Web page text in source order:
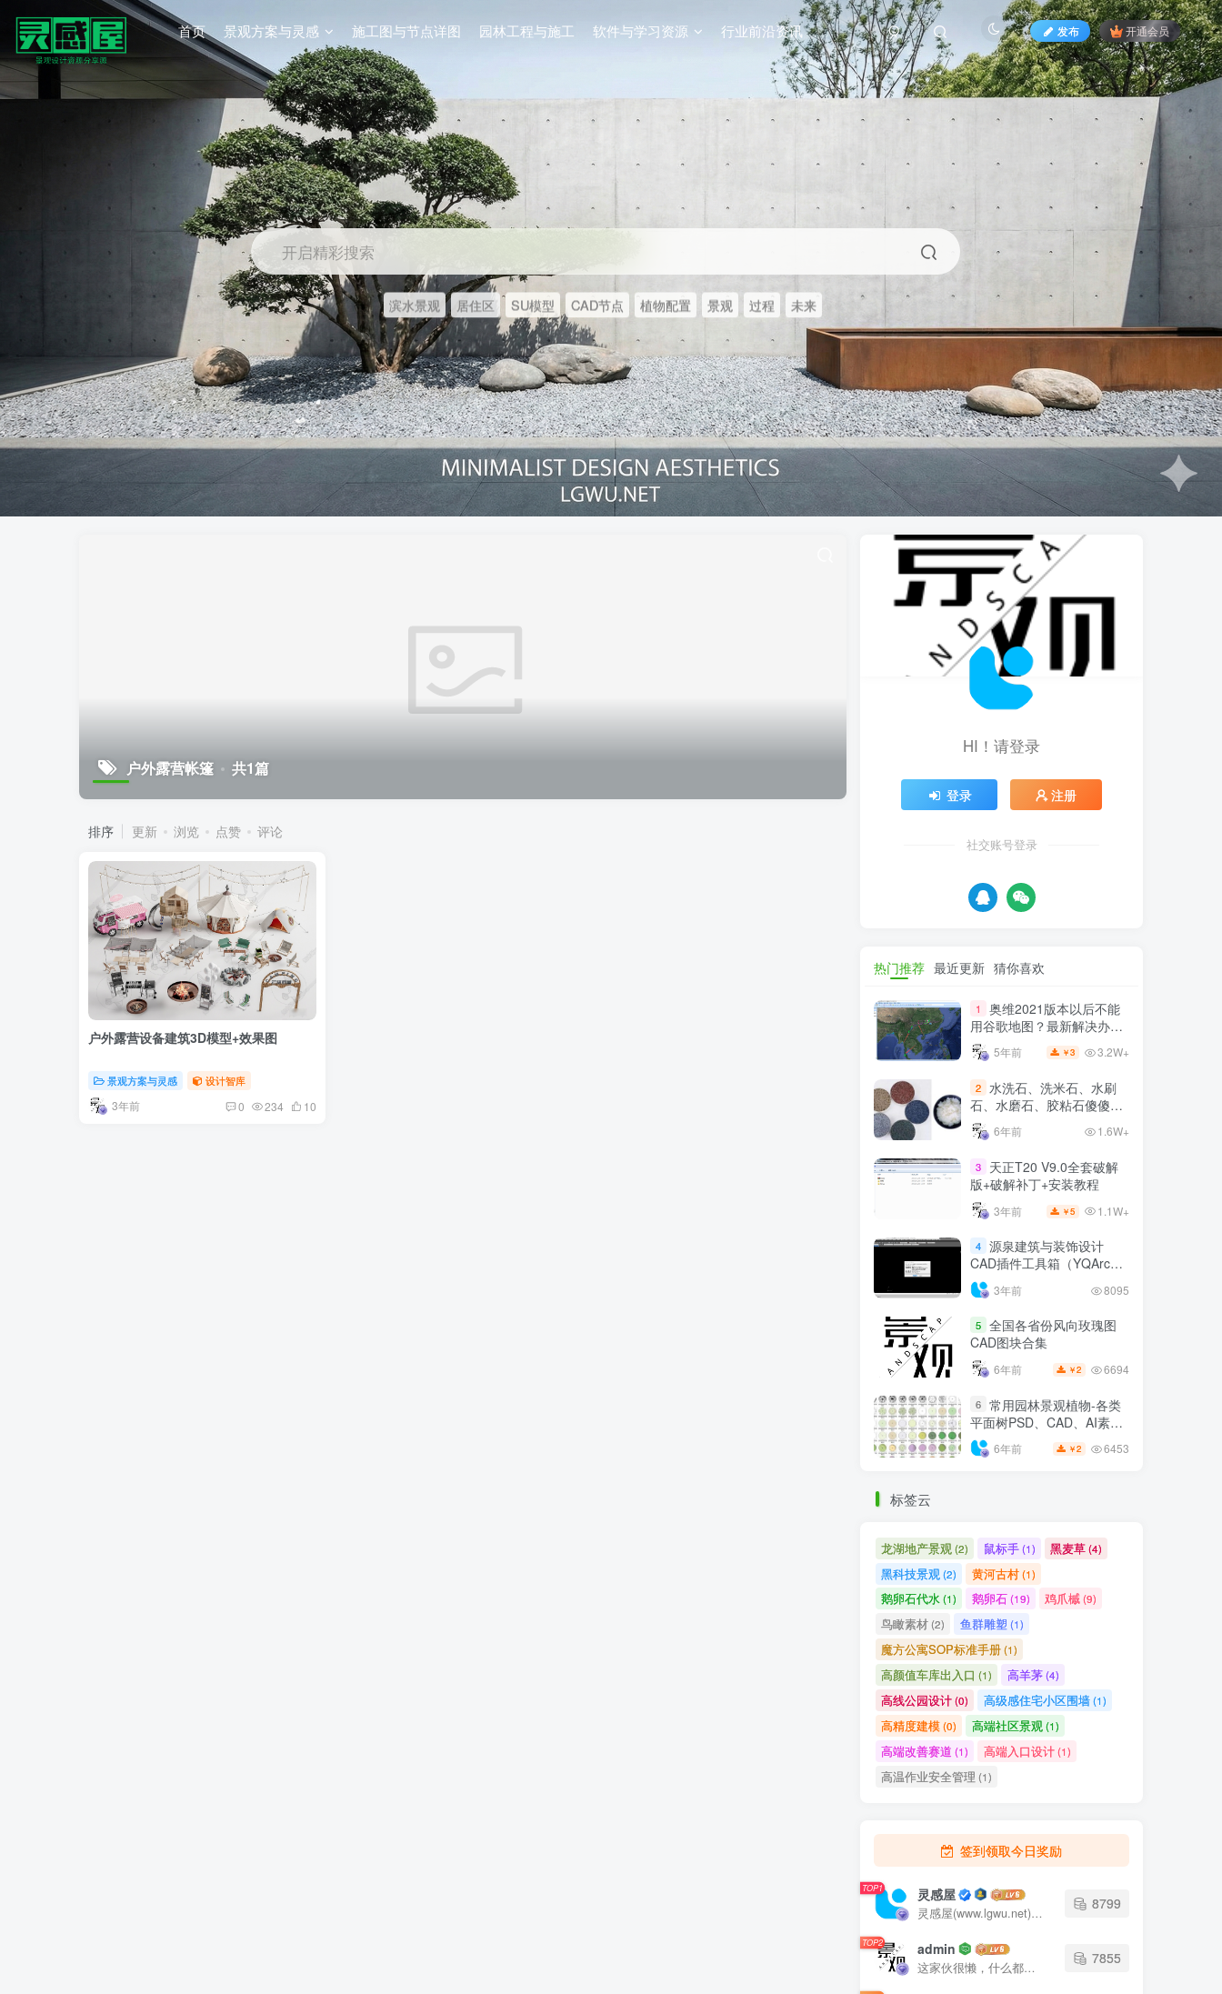
首页 景观方案与灵感 施工图与节点详图 园林工程与施工 软件与学习资源 行业前沿资讯 发布 开通会员
开启精彩搜索
滨水景观 居住区 SU模型 CAD节点 植物配置 景观 过程 未来
户外露营帐篷 共1篇
排序 更新 浏览 点赞 评论
户外露营设备建筑3D模型+效果图
景观方案与灵感 设计智库
3年前 0 234 10
HI！请登录
登录 注册
社交账号登录
热门推荐 最近更新 猜你喜欢
1
奥维2021版本以后不能
用谷歌地图？最新解决办法
苹果安卓电脑
5年前 ￥3 3.2W+
2
水洗石、洗米石、水刷
石、水磨石、胶粘石傻傻分
不清楚
6年前 1.6W+
3
天正T20 V9.0全套破解
版+破解补丁+安装教程
3年前 ￥5 1.1W+
4 源泉建筑与装饰设计
CAD插件工具箱（YQArch
6.7.4）
3年前 8095
5 全国各省份风向玫瑰图
CAD图块合集
6年前 ￥2 6694
6 常用园林景观植物-各类
平面树PSD、CAD、AI素材
线稿
6年前 ￥2 6453
标签云
龙湖地产景观 (2) 鼠标手(1) 黑麦草(4)
黑科技景观 (2) 黄河古村(1)
鹅卵石代水(1) 鹅卵石(19) 鸡爪槭(9)
鸟瞰素材(2) 鱼群雕塑 (1)
魔方公寓SOP标准手册(1)
高颜值车库出入口 (1) 高羊茅(4)
高线公园设计(0) 高级感住宅小区围墙(1)
高精度建模(0) 高端社区景观 (1)
高端改善赛道 (1) 高端入口设计(1)
高温作业安全管理 (1)
签到领取今日奖励
TOP1 灵感屋
灵感屋(www.lgwu.net)尽可能为每一位设计师提供更全面、更精致、更具有创意感的设计素材。努力成为景观设计师展示实力和互相学习的优质网络资源发布平台。
8799
TOP2 admin
这家伙很懒，什么都没有写...
7855